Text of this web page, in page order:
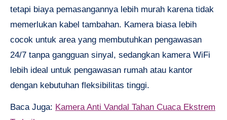
tetapi biaya pemasangannya lebih murah karena tidak
memerlukan kabel tambahan. Kamera biasa lebih
cocok untuk area yang membutuhkan pengawasan
24/7 tanpa gangguan sinyal, sedangkan kamera WiFi
lebih ideal untuk pengawasan rumah atau kantor
dengan kebutuhan fleksibilitas tinggi.
Baca Juga: Kamera Anti Vandal Tahan Cuaca Ekstrem